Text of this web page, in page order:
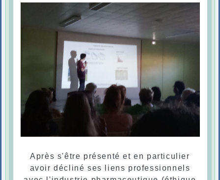
Après s'être présenté et en particulier
avoir décliné ses liens professionnels